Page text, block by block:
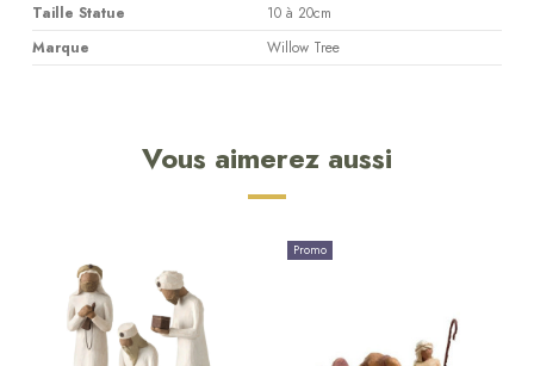
Taille Statue
10 à 20cm
Marque
Willow Tree
Vous aimerez aussi
Promo